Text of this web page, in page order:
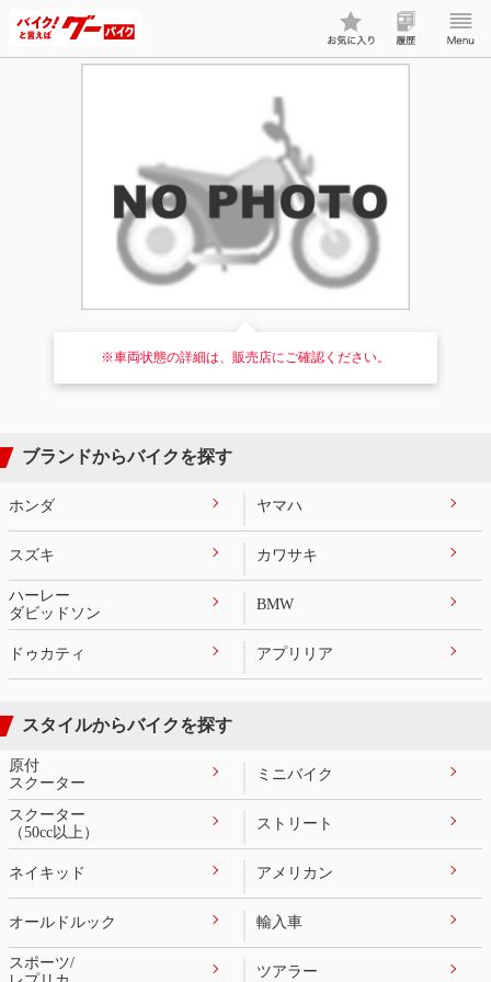
※車両状態の詳細は、販売店にご確認ください。
ブランドからバイクを探す
ホンダ ヤマハ
スズキ カワサキ
ハーレー
ダビッドソン
BMW
ドゥカティ アプリリア
スタイルからバイクを探す
原付
スクーター
ミニバイク
スクーター
（50cc以上）
ストリート
ネイキッド アメリカン
オールドルック 輸入車
スポーツ/
ツアラー